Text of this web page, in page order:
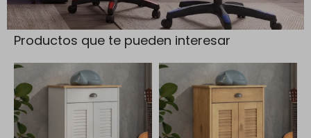
Productos que te pueden interesar